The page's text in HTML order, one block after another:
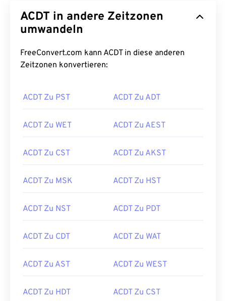
ACDT in andere Zeitzonen
umwandeln
FreeConvert.com kann ACDT in diese anderen
Zeitzonen konvertieren:
ACDT Zu PST ACDT Zu ADT
ACDT Zu WET ACDT Zu AEST
ACDT Zu CST ACDT Zu AKST
ACDT Zu MSK ACDT Zu HST
ACDT Zu NST ACDT Zu PDT
ACDT Zu CDT ACDT Zu WAT
ACDT Zu AST ACDT Zu WEST
ACDT Zu HDT ACDT Zu CST